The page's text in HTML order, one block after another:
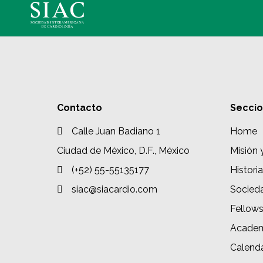
Contacto
Calle Juan Badiano 1
Ciudad de México, D.F., México
(+52) 55-55135177
siac@siacardio.com
Home
Misión
Historia
Fellows